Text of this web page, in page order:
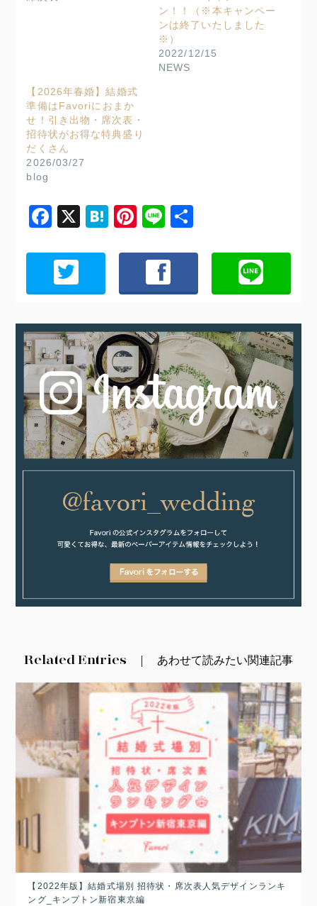
ン！！（※本キャンペー
ンは終了いたしました
※）
2022/12/15
NEWS
【2026年春婚】結婚式
準備はFavoriにおまか
せ！引き出物・席次表・
招待状がお得な特典盛り
だくさん
2026/03/27
blog
Facebook
X Hatena
Pinterest
Line
Related Entries あわせて読みたい関連記事
【2022年版】結婚式場別 招待状・席次表人気デザインランキ
ング_キンプトン新宿東京編